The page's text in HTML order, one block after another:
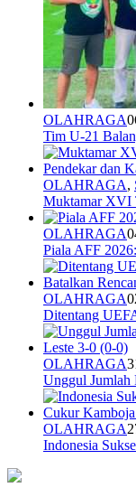
OLAHRAGA
Tim U-21
OLAHRAGA,
Muktamar XVI
OLAHRAGA
Piala AFF
OLAHRAGA
Ditentang
OLAHRAGA
Unggul Jumlah
OLAHRAGA
Indonesia